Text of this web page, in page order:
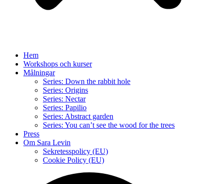
Hem
Workshops och kurser
Målningar
Series: Down the rabbit hole
Series: Origins
Series: Nectar
Series: Papilio
Series: Abstract garden
Series: You can’t see the wood for the trees
Press
Om Sara Levin
Sekretesspolicy (EU)
Cookie Policy (EU)